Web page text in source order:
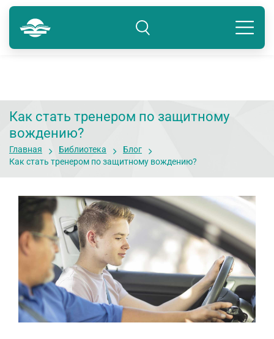
Краснодар
Подразделение: Краснодар
8 800 234-80-99
Как стать тренером по защитному
вождению?
Главная Библиотека
Блог
Как стать тренером по защитному вождению?